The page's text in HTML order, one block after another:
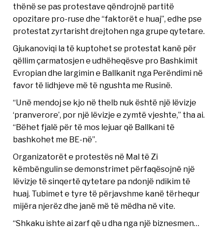
thënë se pas protestave qëndrojnë partitë
opozitare pro-ruse dhe “faktorët e huaj”, edhe pse
protestat zyrtarisht drejtohen nga grupe qytetare.
Gjukanoviqi la të kuptohet se protestat kanë për
qëllim çarmatosjen e udhëheqësve pro Bashkimit
Evropian dhe largimin e Ballkanit nga Perëndimi në
favor të lidhjeve më të ngushta me Rusinë.
“Unë mendoj se kjo në thelb nuk është një lëvizje
‘pranverore’, por një lëvizje e zymtë vjeshte,” tha ai.
“Bëhet fjalë për të mos lejuar që Ballkani të
bashkohet me BE-në”.
Organizatorët e protestës në Mal të Zi
këmbëngulin se demonstrimet përfaqësojnë një
lëvizje të sinqertë qytetare pa ndonjë ndikim të
huaj. Tubimet e tyre të përjavshme kanë tërhequr
mijëra njerëz dhe janë më të mëdha në vite.
“Shkaku ishte ai zarf që u dha nga një biznesmen…